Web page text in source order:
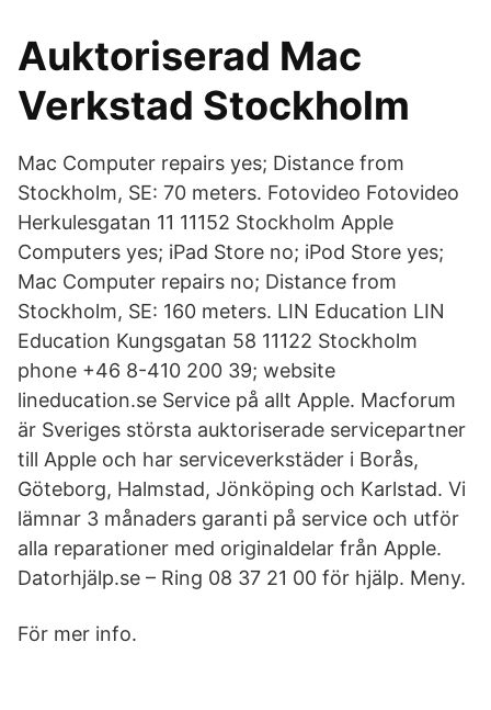
Auktoriserad Mac
Verkstad Stockholm
Mac Computer repairs yes; Distance from
Stockholm, SE: 70 meters. Fotovideo Fotovideo
Herkulesgatan 11 11152 Stockholm Apple
Computers yes; iPad Store no; iPod Store yes;
Mac Computer repairs no; Distance from
Stockholm, SE: 160 meters. LIN Education LIN
Education Kungsgatan 58 11122 Stockholm
phone +46 8-410 200 39; website
lineducation.se Service på allt Apple. Macforum
är Sveriges största auktoriserade servicepartner
till Apple och har serviceverkstäder i Borås,
Göteborg, Halmstad, Jönköping och Karlstad. Vi
lämnar 3 månaders garanti på service och utför
alla reparationer med originaldelar från Apple.
Datorhjälp.se – Ring 08 37 21 00 för hjälp. Meny.
För mer info.